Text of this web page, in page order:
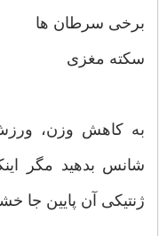
برخی سرطان ها
سکته مغزی
به کاهش وزن،
شانس بدهید مگر
ژنتیکی آن پایین جا